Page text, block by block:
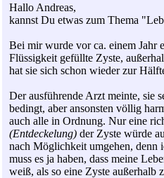
Hallo Andreas,
kannst Du etwas zum Thema
Bei mir wurde vor ca. einem Jahr
Flüssigkeit gefüllte Zyste,
hat sie sich schon wieder zur
Der ausführende Arzt meinte, sie
bedingt, aber ansonsten völlig
auch alle in Ordnung. Nur eine
(Entdeckelung) der Zyste würde
nach Möglichkeit umgehen, denn
muss es ja haben, dass meine
weiß, als so eine Zyste außerhalb